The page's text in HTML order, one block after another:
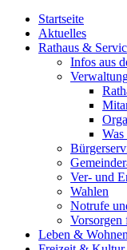
Startseite
Aktuelles
Rathaus &
Infos aus
Ver- und
Wahlen
Notrufe
Vorsorgen
Leben & Wohnen